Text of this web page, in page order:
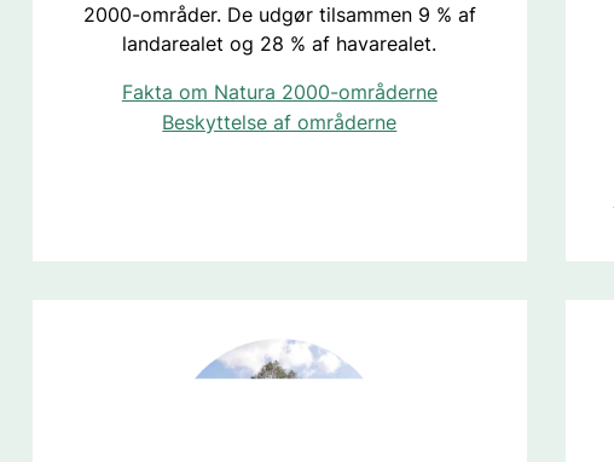
2000-områder. De udgør tilsammen 9 % af
landarealet og 28 % af havarealet.
Fakta om Natura 2000-områderne
Beskyttelse af områderne